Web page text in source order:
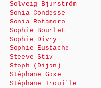
Solveig Bjurström
Sonia Condesse
Sonia Retamero
Sophie Bourlet
Sophie Divry
Sophie Eustache
Steeve Stiv
Steph (Dijon)
Stéphane Goxe
Stéphane Trouille